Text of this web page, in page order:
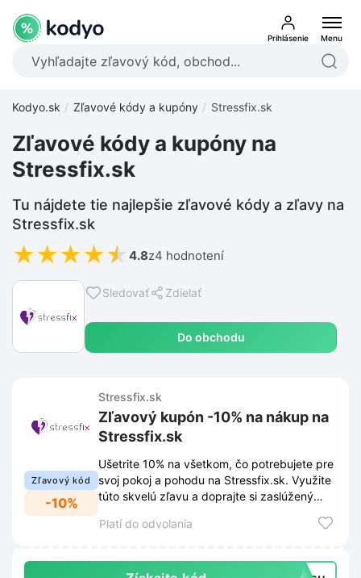
Prihlásenie Menu
Kodyo.sk Zľavové kódy a kupóny Stressfix.sk
Sledovať Zdielať
Do obchodu
Zľavové kódy a kupóny na
Stressfix.sk
Tu nájdete tie najlepšie zľavové kódy a zľavy na
Stressfix.sk
★★★★★ 4.8z4 hodnotení
Zľavový kód
-10%
Stressfix.sk
Zľavový kupón -10% na nákup na
Stressfix.sk
Ušetrite 10% na všetkom, čo potrebujete pre
svoj pokoj a pohodu na Stressfix.sk. Využite
túto skvelú zľavu a doprajte si zaslúžený
Platí do odvolania